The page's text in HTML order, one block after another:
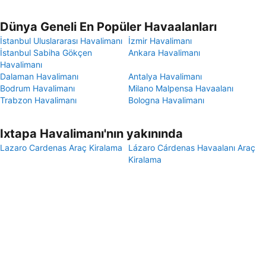
Dünya Geneli En Popüler Havaalanları
İstanbul Uluslararası Havalimanı
İzmir Havalimanı
İstanbul Sabiha Gökçen
Havalimanı
Ankara Havalimanı
Dalaman Havalimanı
Antalya Havalimanı
Bodrum Havalimanı
Milano Malpensa Havaalanı
Trabzon Havalimanı
Bologna Havalimanı
Ixtapa Havalimanı'nın yakınında
Lazaro Cardenas Araç Kiralama
Lázaro Cárdenas Havaalanı Araç
Kiralama